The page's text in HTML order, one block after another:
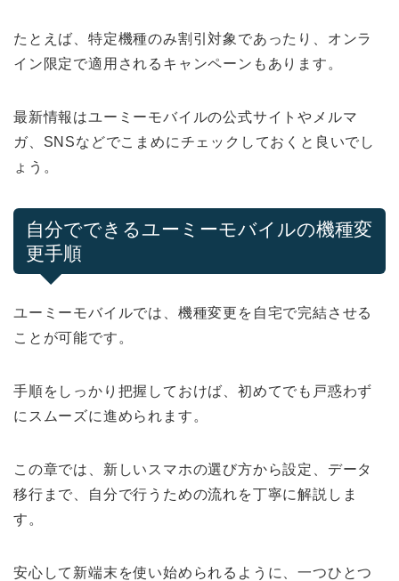
たとえば、特定機種のみ割引対象であったり、オンラ
イン限定で適用されるキャンペーンもあります。
最新情報はユーミーモバイルの公式サイトやメルマ
ガ、SNSなどでこまめにチェックしておくと良いでし
ょう。
自分でできるユーミーモバイルの機種変
更手順
ユーミーモバイルでは、機種変更を自宅で完結させる
ことが可能です。
手順をしっかり把握しておけば、初めてでも戸惑わず
にスムーズに進められます。
この章では、新しいスマホの選び方から設定、データ
移行まで、自分で行うための流れを丁寧に解説しま
す。
安心して新端末を使い始められるように、一つひとつ